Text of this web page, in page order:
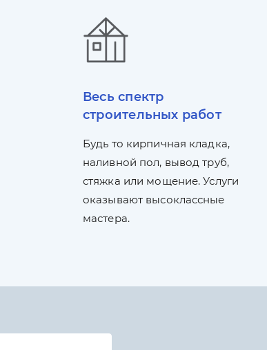
Весь спектр
строительных работ
Будь то кирпичная кладка,
наливной пол, вывод труб,
стяжка или мощение. Услуги
оказывают высоклассные
мастера.